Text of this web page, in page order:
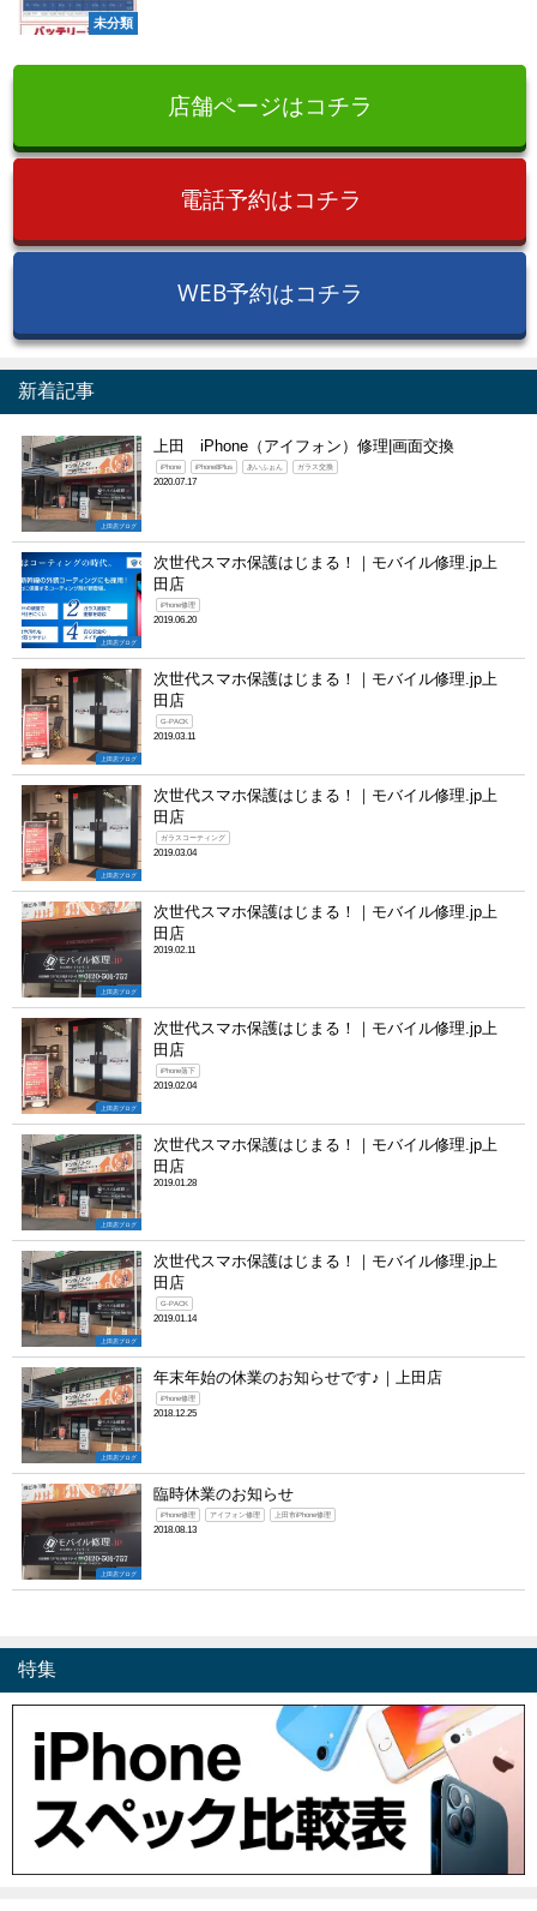
未分類
店舗ページはコチラ
電話予約はコチラ
WEB予約はコチラ
新着記事
上田店ブログ
上田 iPhone（アイフォン）修理|画面交換
iPhone iPhone8Plus あいふぉん ガラス交換
2020.07.17
上田店ブログ
次世代スマホ保護はじまる！｜モバイル修理.jp上
田店
iPhone修理
2019.06.20
上田店ブログ
次世代スマホ保護はじまる！｜モバイル修理.jp上
田店
G-PACK
2019.03.11
上田店ブログ
次世代スマホ保護はじまる！｜モバイル修理.jp上
田店
ガラスコーティング
2019.03.04
上田店ブログ
次世代スマホ保護はじまる！｜モバイル修理.jp上
田店
2019.02.11
上田店ブログ
次世代スマホ保護はじまる！｜モバイル修理.jp上
田店
iPhone落下
2019.02.04
上田店ブログ
次世代スマホ保護はじまる！｜モバイル修理.jp上
田店
2019.01.28
上田店ブログ
次世代スマホ保護はじまる！｜モバイル修理.jp上
田店
G-PACK
2019.01.14
上田店ブログ
年末年始の休業のお知らせです♪｜上田店
iPhone修理
2018.12.25
上田店ブログ
臨時休業のお知らせ
iPhone修理 アイフォン修理 上田市iPhone修理
2018.08.13
特集